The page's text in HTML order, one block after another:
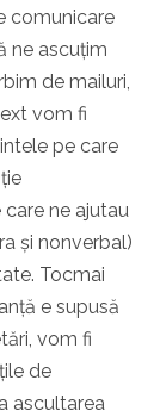
comunicare
ne ascuțim
de mailuri,
vom fi
pe care
ne ajutau
și nonverbal)
Tocmai
e supusă
vom fi
de
ascultarea